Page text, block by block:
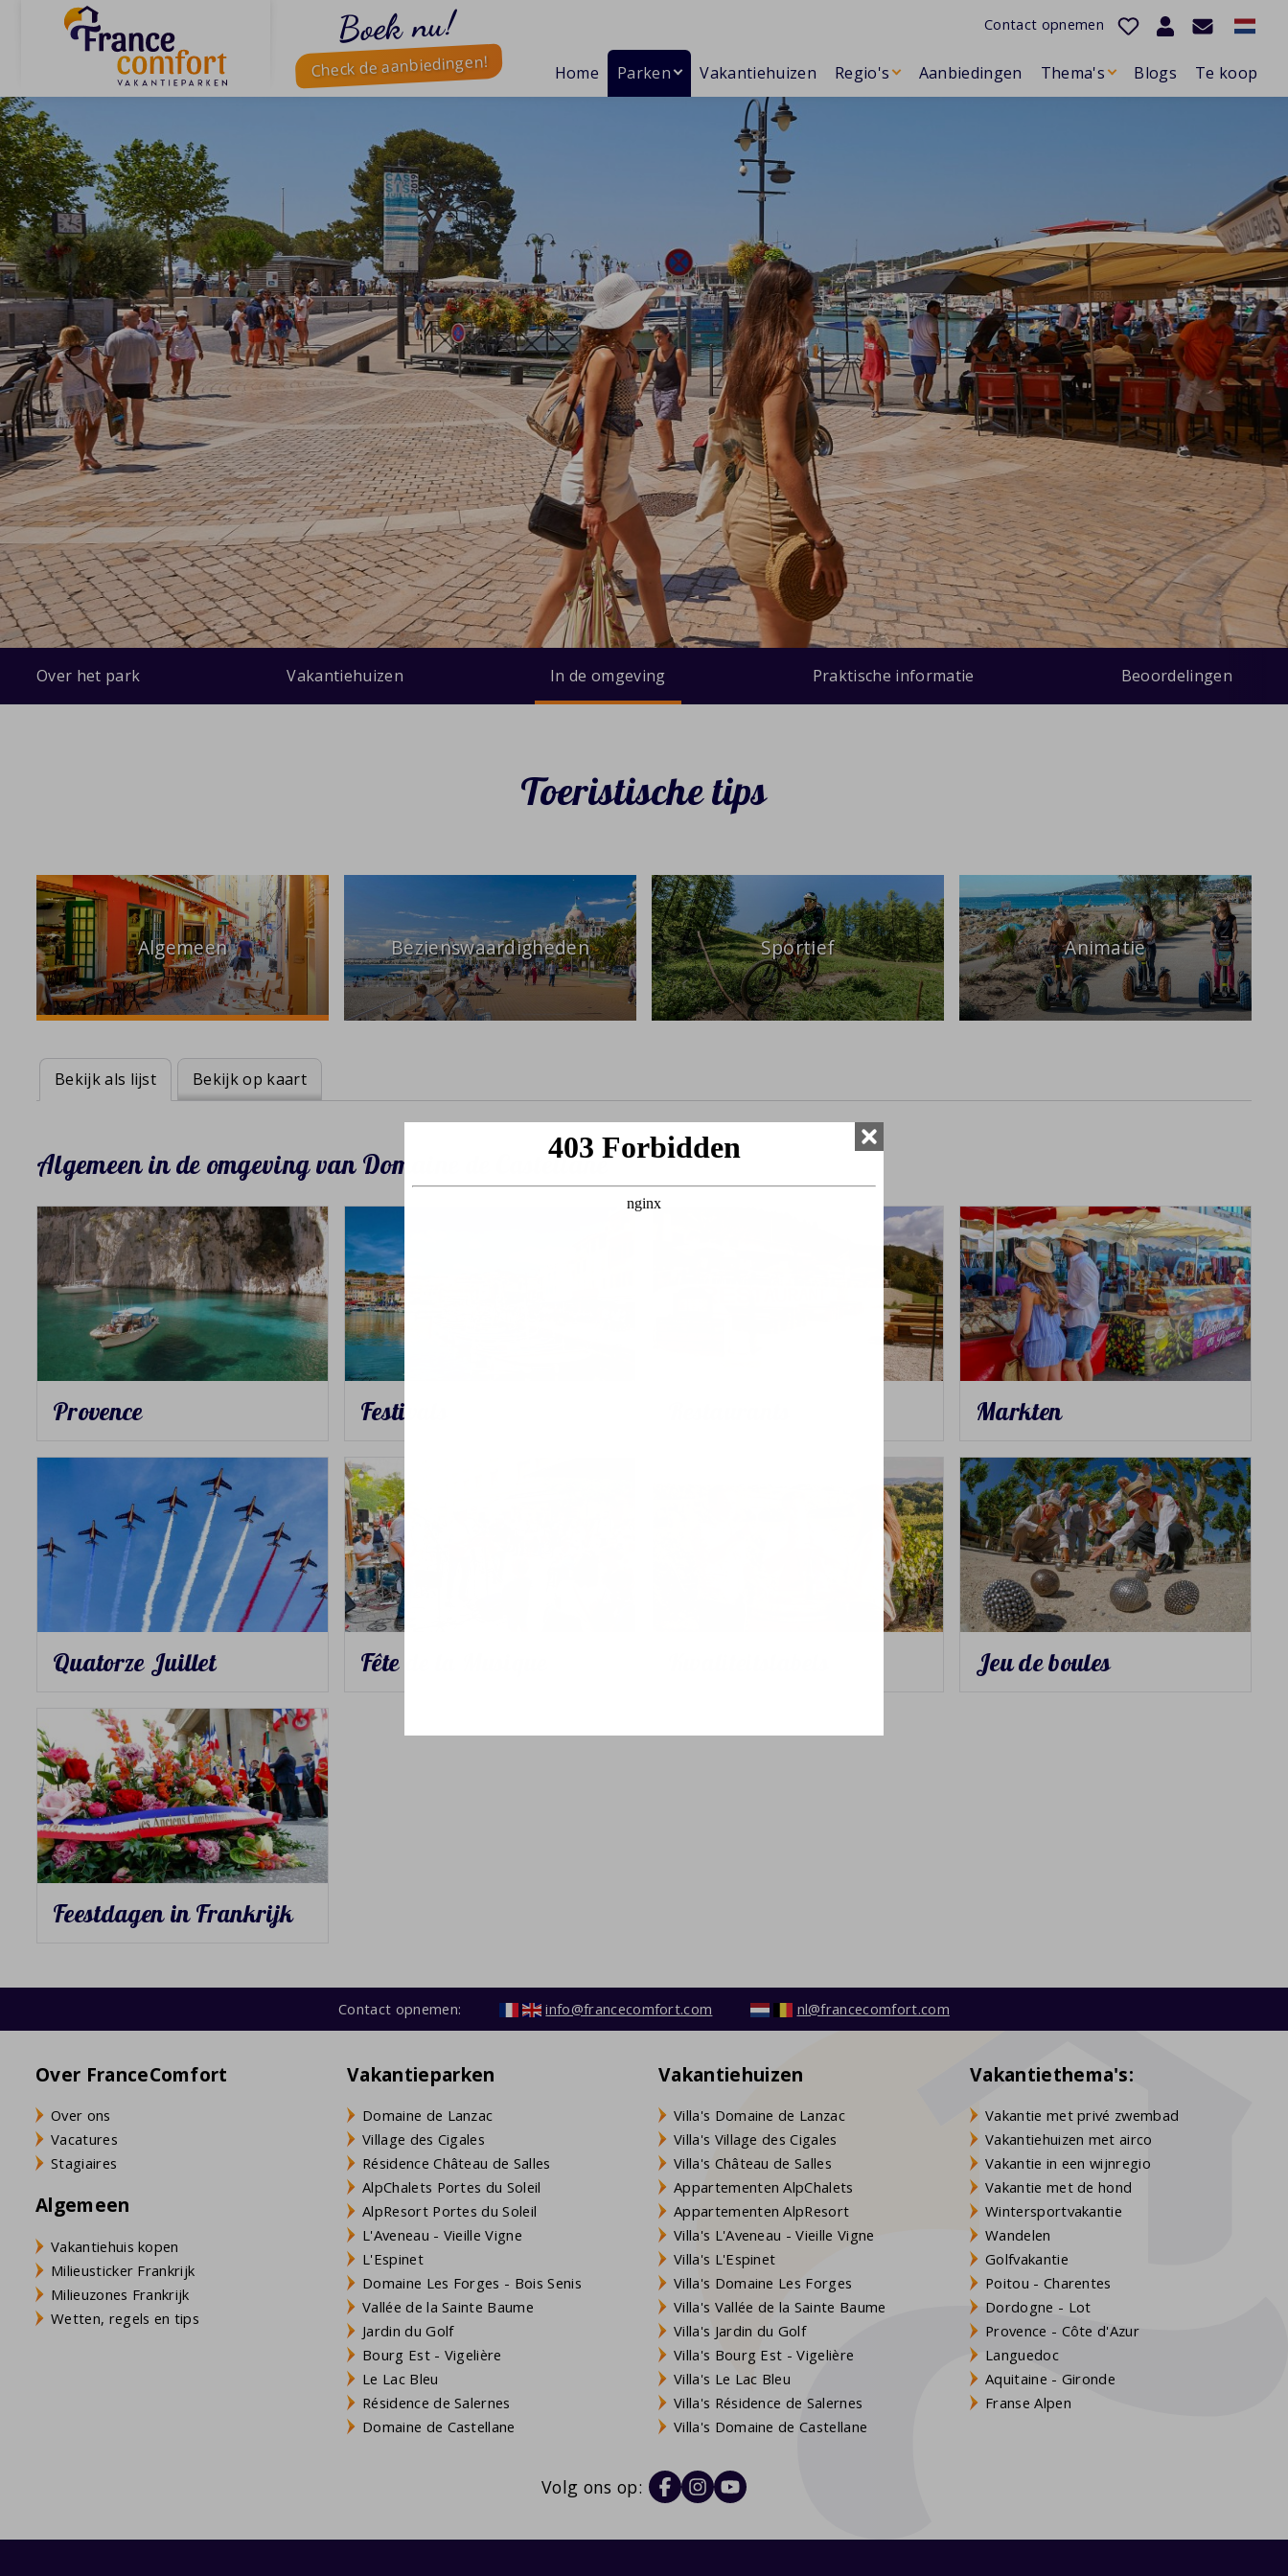
Boek nu!
Check de aanbiedingen!
Contact opnemen
Home Parken Vakantiehuizen Regio's Aanbiedingen Thema's Blogs Te koop
Over het park Vakantiehuizen In de omgeving Praktische informatie Beoordelingen
Toeristische tips
Algemeen Bezienswaardigheden Sportief Animatie
Bekijk als lijst Bekijk op kaart
Algemeen in de omgeving van Domaine de Castellane
Provence Festivals Markten
Quatorze Juillet Fête de la Musique Jeu de boules
Feestdagen in Frankrijk
Contact opnemen: info@francecomfort.com nl@francecomfort.com
Over FranceComfort
Over ons
Vacatures
Stagiaires
Algemeen
Vakantiehuis kopen
Milieusticker Frankrijk
Milieuzones Frankrijk
Wetten, regels en tips
Vakantieparken
Domaine de Lanzac
Village des Cigales
Résidence Château de Salles
AlpChalets Portes du Soleil
AlpResort Portes du Soleil
L'Aveneau - Vieille Vigne
L'Espinet
Domaine Les Forges - Bois Senis
Vallée de la Sainte Baume
Jardin du Golf
Bourg Est - Vigelière
Le Lac Bleu
Résidence de Salernes
Domaine de Castellane
Vakantiehuizen
Villa's Domaine de Lanzac
Villa's Village des Cigales
Villa's Château de Salles
Appartementen AlpChalets
Appartementen AlpResort
Villa's L'Aveneau - Vieille Vigne
Villa's L'Espinet
Villa's Domaine Les Forges
Villa's Vallée de la Sainte Baume
Villa's Jardin du Golf
Villa's Bourg Est - Vigelière
Villa's Le Lac Bleu
Villa's Résidence de Salernes
Villa's Domaine de Castellane
Vakantiethema's:
Vakantie met privé zwembad
Vakantiehuizen met airco
Vakantie in een wijnregio
Vakantie met de hond
Wintersportvakantie
Wandelen
Golfvakantie
Poitou - Charentes
Dordogne - Lot
Provence - Côte d'Azur
Languedoc
Aquitaine - Gironde
Franse Alpen
Volg ons op: